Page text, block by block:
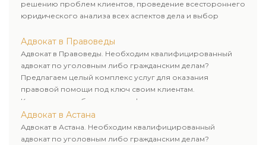
решению проблем клиентов, проведение всестороннего
юридического анализа всех аспектов дела и выбор
Адвокат в Правоведы
Адвокат в Правоведы. Необходим квалифицированный
адвокат по уголовным либо гражданским делам?
Предлагаем целый комплекс услуг для оказания
правовой помощи под ключ своим клиентам.
Комплексное обслуживание физических и юридических
лиц. Индивидуальный подход к каждому клиенту.
Адвокат в Астана
Адвокат в Астана. Необходим квалифицированный
адвокат по уголовным либо гражданским делам?